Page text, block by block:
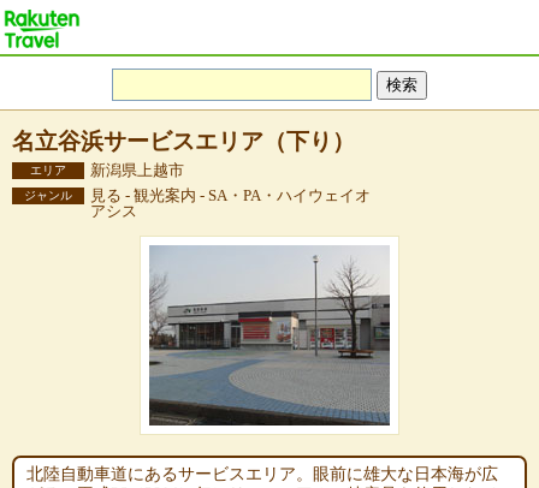
名立谷浜サービスエリア（下り）
エリア 新潟県上越市
ジャンル
見る - 観光案内 - SA・PA・ハイウェイオ
アシス
北陸自動車道にあるサービスエリア。眼前に雄大な日本海が広